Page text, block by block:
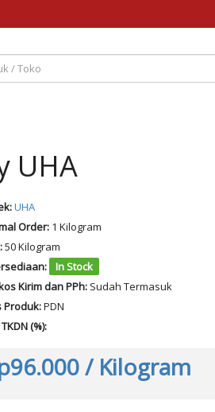
UHA
UHA
Order:1 Kilogram
50 Kilogram
In Stock
Kirim dan PPh: Sudah Termasuk
Produk:PDN
(%):
/ Kilogram